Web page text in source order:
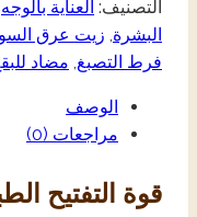
التصنيف: العناية بالوجه
البشرة زيت عرق
فرط التصبغ مضاد
الوصف
مراجعات (0)
قوة التفتيح